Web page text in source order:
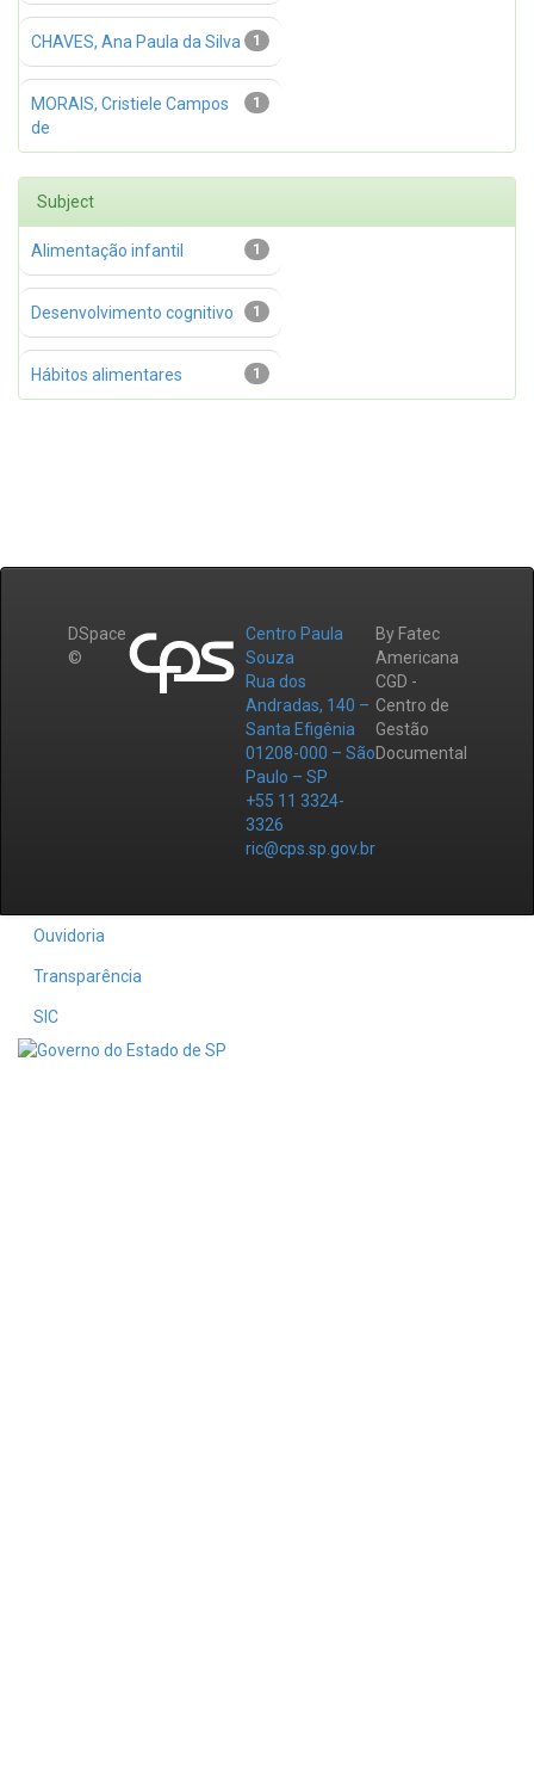
1
CHAVES, Ana Paula da Silva
1
MORAIS, Cristiele Campos
de
Subject
1
Alimentação infantil
1
Desenvolvimento cognitivo
1
Hábitos alimentares
DSpace
©
Centro Paula
Souza
Rua dos
Andradas, 140 –
Santa Efigênia
01208-000 – São
Paulo – SP
+55 11 3324-
3326
ric@cps.sp.gov.br
By Fatec
Americana
CGD -
Centro de
Gestão
Documental
Ouvidoria
Transparência
SIC